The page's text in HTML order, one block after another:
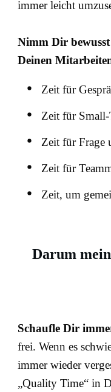
immer leicht
Nimm Dir
Deinen
Zeit für
Zeit für
Zeit für Frage
Zeit für
Zeit, um
Darum
Schaufle Dir
frei. Wenn es
immer wieder
„Quality Time“ in